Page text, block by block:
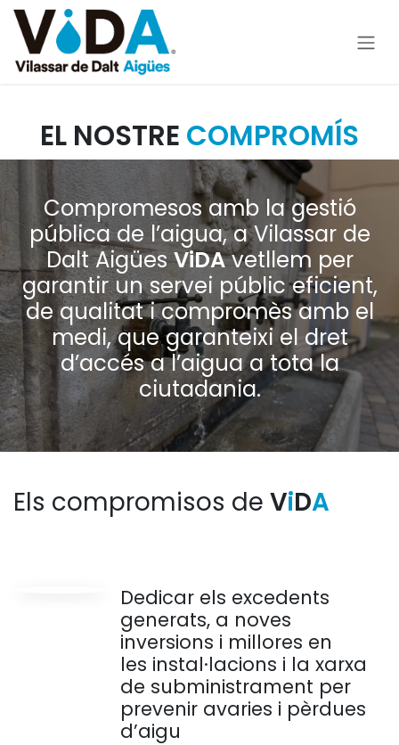
Ir al contenido
EL NOSTRE COMPROMÍS
Compromesos amb la gestió
pública de l’aigua, a Vilassar de
Dalt AigüesViDAvetllem per
garantir un servei públic eficient,
de qualitat i compromès amb el
medi, que garanteixi el dret
d’accés a l’aigua a tota la
ciutadania.
Els compromisos de ViDA
Dedicar els excedents
generats, a noves
inversions i millores en
les instal·lacions i la xarxa
de subministrament per
prevenir avaries i pèrdues
d’aigu